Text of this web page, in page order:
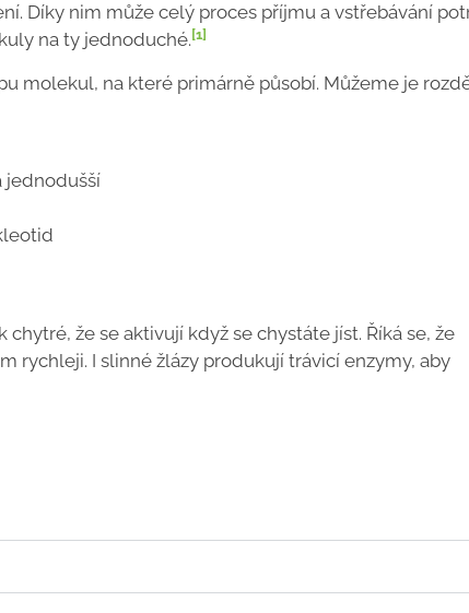
Díky nim může celý proces příjmu a vstřebávání
na ty jednoduché. [1]
molekul, na které primárně působí. Můžeme je
jednodušší
že se aktivují když se chystáte jíst. Říká se, že
rychleji. I slinné žlázy produkují trávicí enzymy, aby